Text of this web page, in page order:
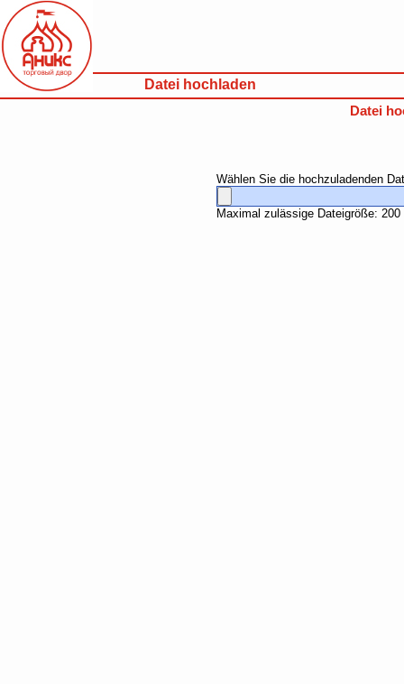
Datei hochladen
Datei
Wählen Sie die hochzuladenden
Maximal zulässige Dateigröße: 200